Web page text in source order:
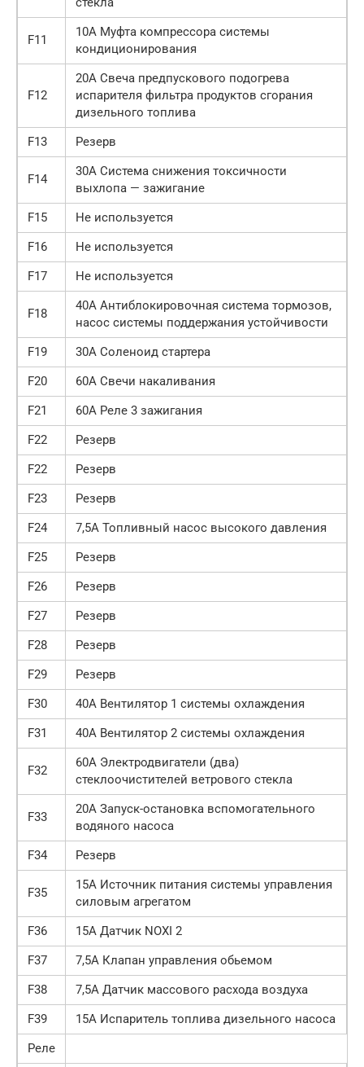
F11
10А Муфта компрессора системы
кондициониро­вания
F12
20А Свеча предпускового подогрева
испарителя фильтра продуктов сгорания
дизельного топлива
F13
Резерв
F14
30А Система снижения токсичности
выхлопа — зажигание
F15
Не используется
F16
Не используется
F17
Не используется
F18
40А Антиблокировочная система тормозов,
насос системы поддержания устойчивости
F19
30А Соленоид стартера
F20
60А Свечи накаливания
F21
60А Реле 3 зажигания
F22
Резерв
F22
Резерв
F23
Резерв
F24
7,5А Топливный насос высокого давления
F25
Резерв
F26
Резерв
F27
Резерв
F28
Резерв
F29
Резерв
F30
40А Вентилятор 1 системы охлаждения
F31
40А Вентилятор 2 системы охлаждения
F32
60А Электродвигатели (два)
стеклоочистителей ветрового стекла
F33
20А Запуск-остановка вспомогательного
водяного насоса
F34
Резерв
F35
15А Источник питания системы управления
силовым агрегатом
F36
15А Датчик NOXI 2
F37
7,5А Клапан управления обьемом
F38
7,5А Датчик массового расхода воздуха
F39
15А Испаритель топлива дизельного насоса
Реле